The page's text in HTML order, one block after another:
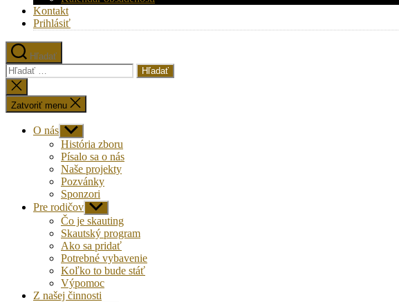
Kontakt
Prihlásiť
Hľadať
Vyhľadať:
Zatvoriť
vyhľadávanie
Zatvoriť menu
O nás Zobraziť
druhú
úroveň
navigácie
História zboru
Písalo sa o nás
Naše projekty
Pozvánky
Sponzori
Pre rodičov Zobraziť
druhú
úroveň
navigácie
Čo je skauting
Skautský program
Ako sa pridať
Potrebné vybavenie
Koľko to bude stáť
Výpomoc
Z našej činnosti